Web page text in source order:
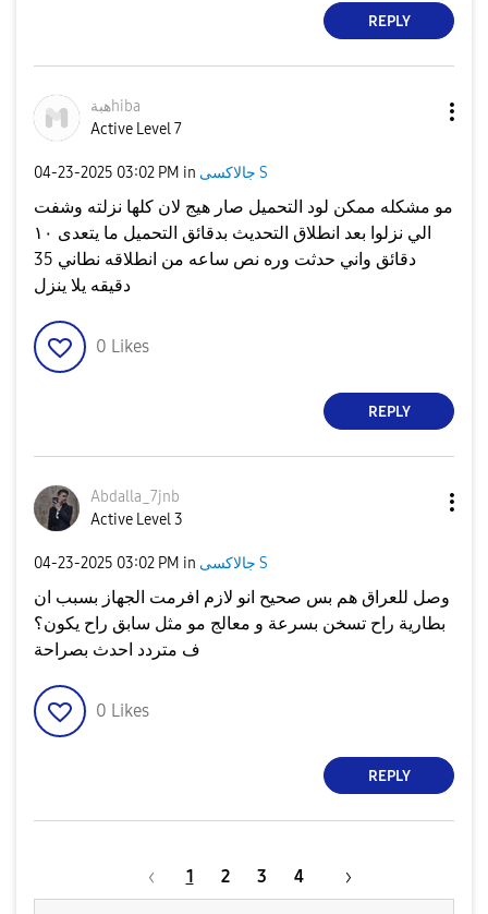
REPLY
هبةhiba
Active Level 7
‎04-23-2025 03:02 PM in جالاكسى S
مو مشكله ممكن لود التحميل صار هيج لان كلها نزلته وشفت
الي نزلوا بعد انطلاق التحديث بدقائق التحميل ما يتعدى ١٠
دقائق واني حدثت وره نص ساعه من انطلاقه نطاني 35
دقيقه يلا ينزل
0 Likes
REPLY
Abdalla_7jnb
Active Level 3
‎04-23-2025 03:02 PM in جالاكسى S
وصل للعراق هم بس صحيح انو لازم افرمت الجهاز بسبب ان
بطارية راح تسخن بسرعة و معالج مو مثل سابق راح يكون؟
ف متردد احدث بصراحة
0 Likes
REPLY
1 2 3 4